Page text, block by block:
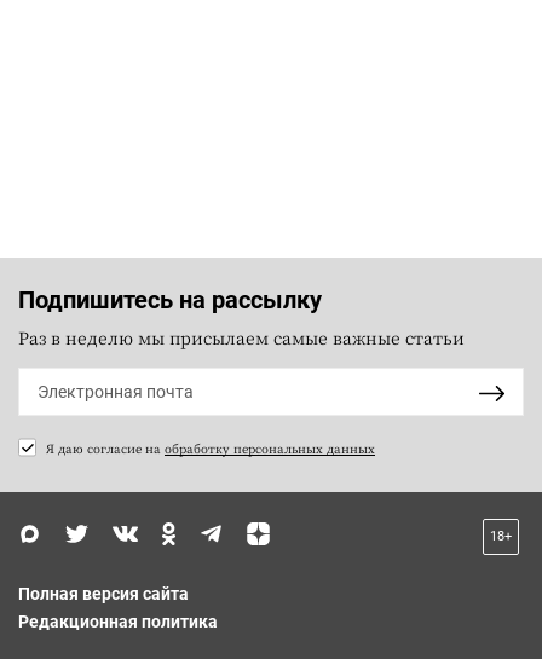
Подпишитесь на рассылку
Раз в неделю мы присылаем самые важные статьи
Я даю согласие на обработку персональных данных
18+
Полная версия сайта
Редакционная политика